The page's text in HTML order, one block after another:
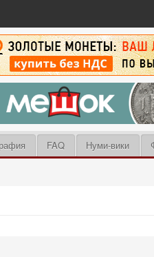
FAQ Нуми-вики